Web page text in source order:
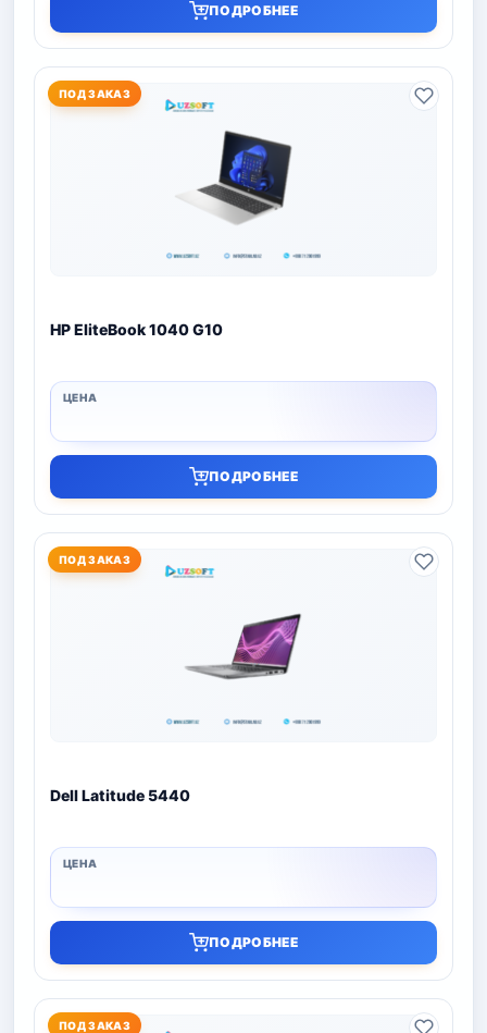
ПОДРОБНЕЕ
ПОД ЗАКАЗ
HP EliteBook 1040 G10
ПОДРОБНЕЕ
ПОД ЗАКАЗ
Dell Latitude 5440
ПОДРОБНЕЕ
ПОД ЗАКАЗ